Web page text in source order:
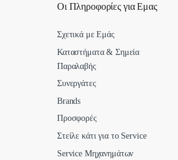
Οι Πληροφορίες για Εμας
Σχετικά με Εμάς
Καταστήματα & Σημεία
Παραλαβής
Συνεργάτες
Brands
Προσφορές
Στείλε κάτι για το Service
Service Μηχανημάτων